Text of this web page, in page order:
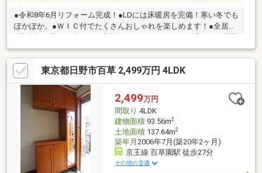
●令和8年6月リフォーム完成！●LDには床暖房を完備！寒い冬でも
ぽかぽか。●ＷＩＣ付でたくさんおしゃれを楽しめます！●全居室
りです。●16.5帖以上の広々LDK！家具配置もゆとりがあります。
●幅員約6mの前面道路で駐車もラクラク！●対面式キッチンで家
族と会話しながら料理できます！●カウンターキッチンで配膳や
片付けもスムーズ！●食洗機付きで毎日の家事を軽減できます！●
全居室収納＋収納＋WICで整理整頓しやすいお家です！●南東バル
コニーで陽当良好・通風良好！
東京都日野市百草 2,499万円 4LDK
2,499万円
間取り 4LDK
建物面積93.56m2
土地面積137.64m2
築年月 2006年7月(築20年2ヶ月)
京王線 百草園駅 徒歩27分
その他の交通